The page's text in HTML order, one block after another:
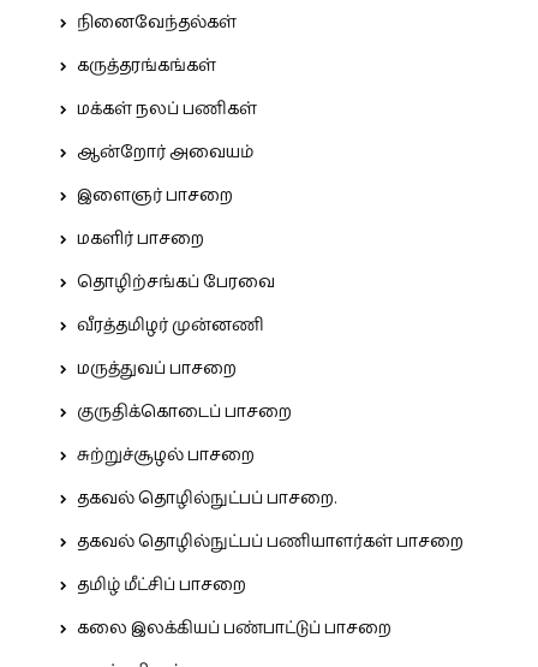
நினைவேந்தல்கள்
கருத்தரங்கங்கள்
மக்கள் நலப் பணிகள்
ஆன்றோர் அவையம்
இளைஞர் பாசறை
மகளிர் பாசறை
தொழிற்சங்கப் பேரவை
வீரத்தமிழர் முன்னணி
மருத்துவப் பாசறை
குருதிக்கொடைப் பாசறை
சுற்றுச்சூழல் பாசறை
தகவல் தொழில்நுட்பப் பாசறை.
தகவல் தொழில்நுட்பப் பணியாளர்கள் பாசறை
தமிழ் மீட்சிப் பாசறை
கலை இலக்கியப் பண்பாட்டுப் பாசறை